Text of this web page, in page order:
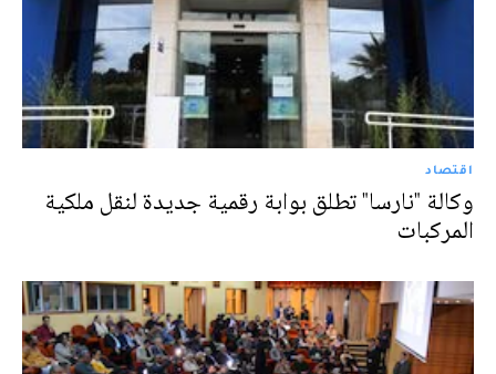
اقتصاد
وكالة "نارسا" تطلق بوابة رقمية جديدة لنقل ملكية
المركبات